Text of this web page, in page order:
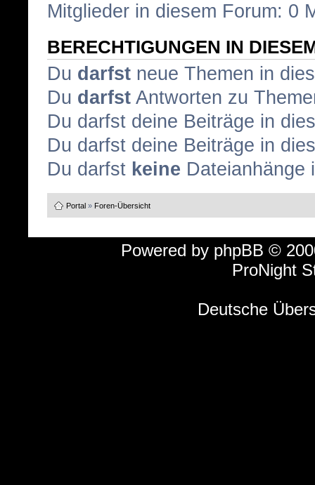
Mitglieder in diesem Forum: 0
BERECHTIGUNGEN IN
Du darfst neue Themen in
Du darfst Antworten zu
Du darfst deine Beiträge in
Du darfst deine Beiträge in
Du darfst keine Dateianhänge
Portal » Foren-Übersicht
Powered by phpBB ©
ProNight
Deutsche